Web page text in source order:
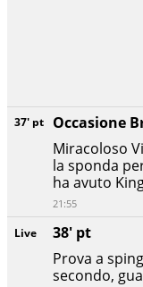
Live
38' pt
Prova a
secondo,
37' pt
Occasione
Miracoloso
la sponda
ha avuto
21:55